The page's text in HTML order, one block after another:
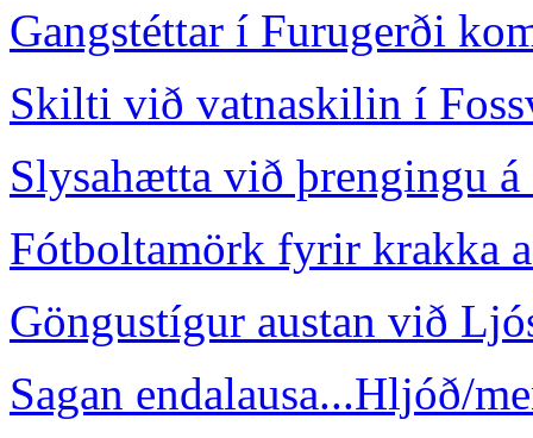
Gangstéttar í Furugerði
Skilti við vatnaskilin í
Slysahætta við þrengingu
Fótboltamörk fyrir krakka
Göngustígur austan við
Sagan endalausa...Hljóð/